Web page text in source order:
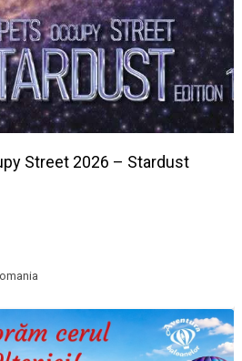
Street 2026 – Stardust